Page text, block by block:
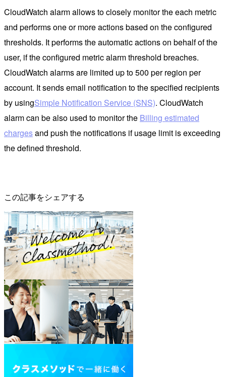
CloudWatch alarm allows to closely monitor the each metric
and performs one or more actions based on the configured
thresholds. It performs the automatic actions on behalf of the
user, if the configured metric alarm threshold breaches.
CloudWatch alarms are limited up to 500 per region per
account. It sends email notification to the specified recipients
by usingSimple Notification Service (SNS). CloudWatch
alarm can be also used to monitor the Billing estimated
chargesand push the notifications if usage limit is exceeding
the defined threshold.
この記事をシェアする